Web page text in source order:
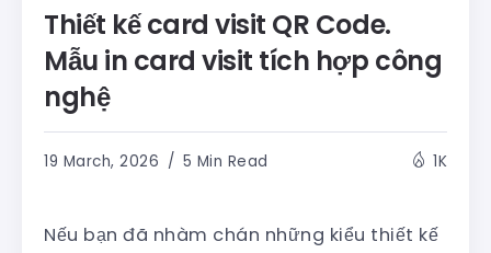
Thiết kế card visit QR Code.
Mẫu in card visit tích hợp công
nghệ
19 March, 2026 5 Min Read 1K
Nếu bạn đã nhàm chán những kiểu thiết kế